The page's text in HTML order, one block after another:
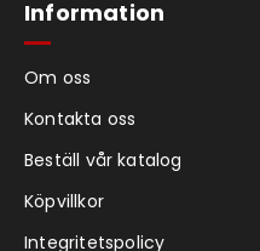
Information
Om oss
Kontakta oss
Beställ vår katalog
Köpvillkor
Integritetspolicy